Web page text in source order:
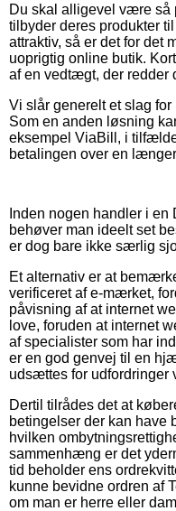
Du skal alligevel være så
tilbyder deres produkter
attraktiv, så er det for det
uoprigtig online butik.
af en vedtægt, der redder
Vi slår generelt et slag
Som en anden løsning
eksempel ViaBill, i
betalingen over en
Inden nogen handler i
behøver man ideelt set
er dog bare ikke særlig
Et alternativ er at
verificeret af e-mærket,
påvisning af at internet
love, foruden at internet
af specialister som har
er en god genvej til en
udsættes for udfordringer
Dertil tilrådes det at
betingelser der kan have
hvilken
sammenhæng er det
tid beholder ens
kunne bevidne ordren af
om man er herre eller